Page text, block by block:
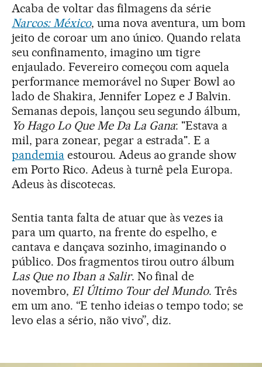
Acaba de voltar das filmagens da série
Narcos: México, uma nova aventura, um bom
jeito de coroar um ano único. Quando relata
seu confinamento, imagino um tigre
enjaulado. Fevereiro começou com aquela
performance memorável no Super Bowl ao
lado de Shakira, Jennifer Lopez e J Balvin.
Semanas depois, lançou seu segundo álbum,
Yo Hago Lo Que Me Da La Gana: "Estava a
mil, para zonear, pegar a estrada". E a
pandemiaestourou. Adeus ao grande show
em Porto Rico. Adeus à turnê pela Europa.
Adeus às discotecas.
Sentia tanta falta de atuar que às vezes ia
para um quarto, na frente do espelho, e
cantava e dançava sozinho, imaginando o
público. Dos fragmentos tirou outro álbum
Las Que no Iban a Salir. No final de
novembro, El Último Tour del Mundo. Três
em um ano. “E tenho ideias o tempo todo; se
levo elas a sério, não vivo”, diz.